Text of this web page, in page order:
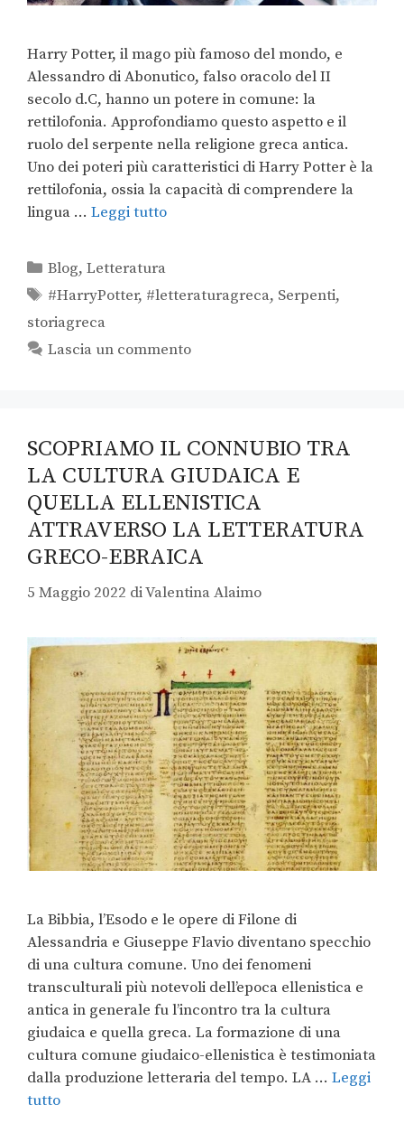
Harry Potter, il mago più famoso del mondo, e
Alessandro di Abonutico, falso oracolo del II
secolo d.C, hanno un potere in comune: la
rettilofonia. Approfondiamo questo aspetto e il
ruolo del serpente nella religione greca antica.
Uno dei poteri più caratteristici di Harry Potter è la
rettilofonia, ossia la capacità di comprendere la
lingua … Leggi tutto
Blog,Letteratura
#HarryPotter, #letteraturagreca, Serpenti,
storiagreca
Lascia un commento
SCOPRIAMO IL CONNUBIO TRA
LA CULTURA GIUDAICA E
QUELLA ELLENISTICA
ATTRAVERSO LA LETTERATURA
GRECO-EBRAICA
5 Maggio 2022 diValentina Alaimo
La Bibbia, l’Esodo e le opere di Filone di
Alessandria e Giuseppe Flavio diventano specchio
di una cultura comune. Uno dei fenomeni
transculturali più notevoli dell’epoca ellenistica e
antica in generale fu l’incontro tra la cultura
giudaica e quella greca. La formazione di una
cultura comune giudaico-ellenistica è testimoniata
dalla produzione letteraria del tempo. LA … Leggi
tutto